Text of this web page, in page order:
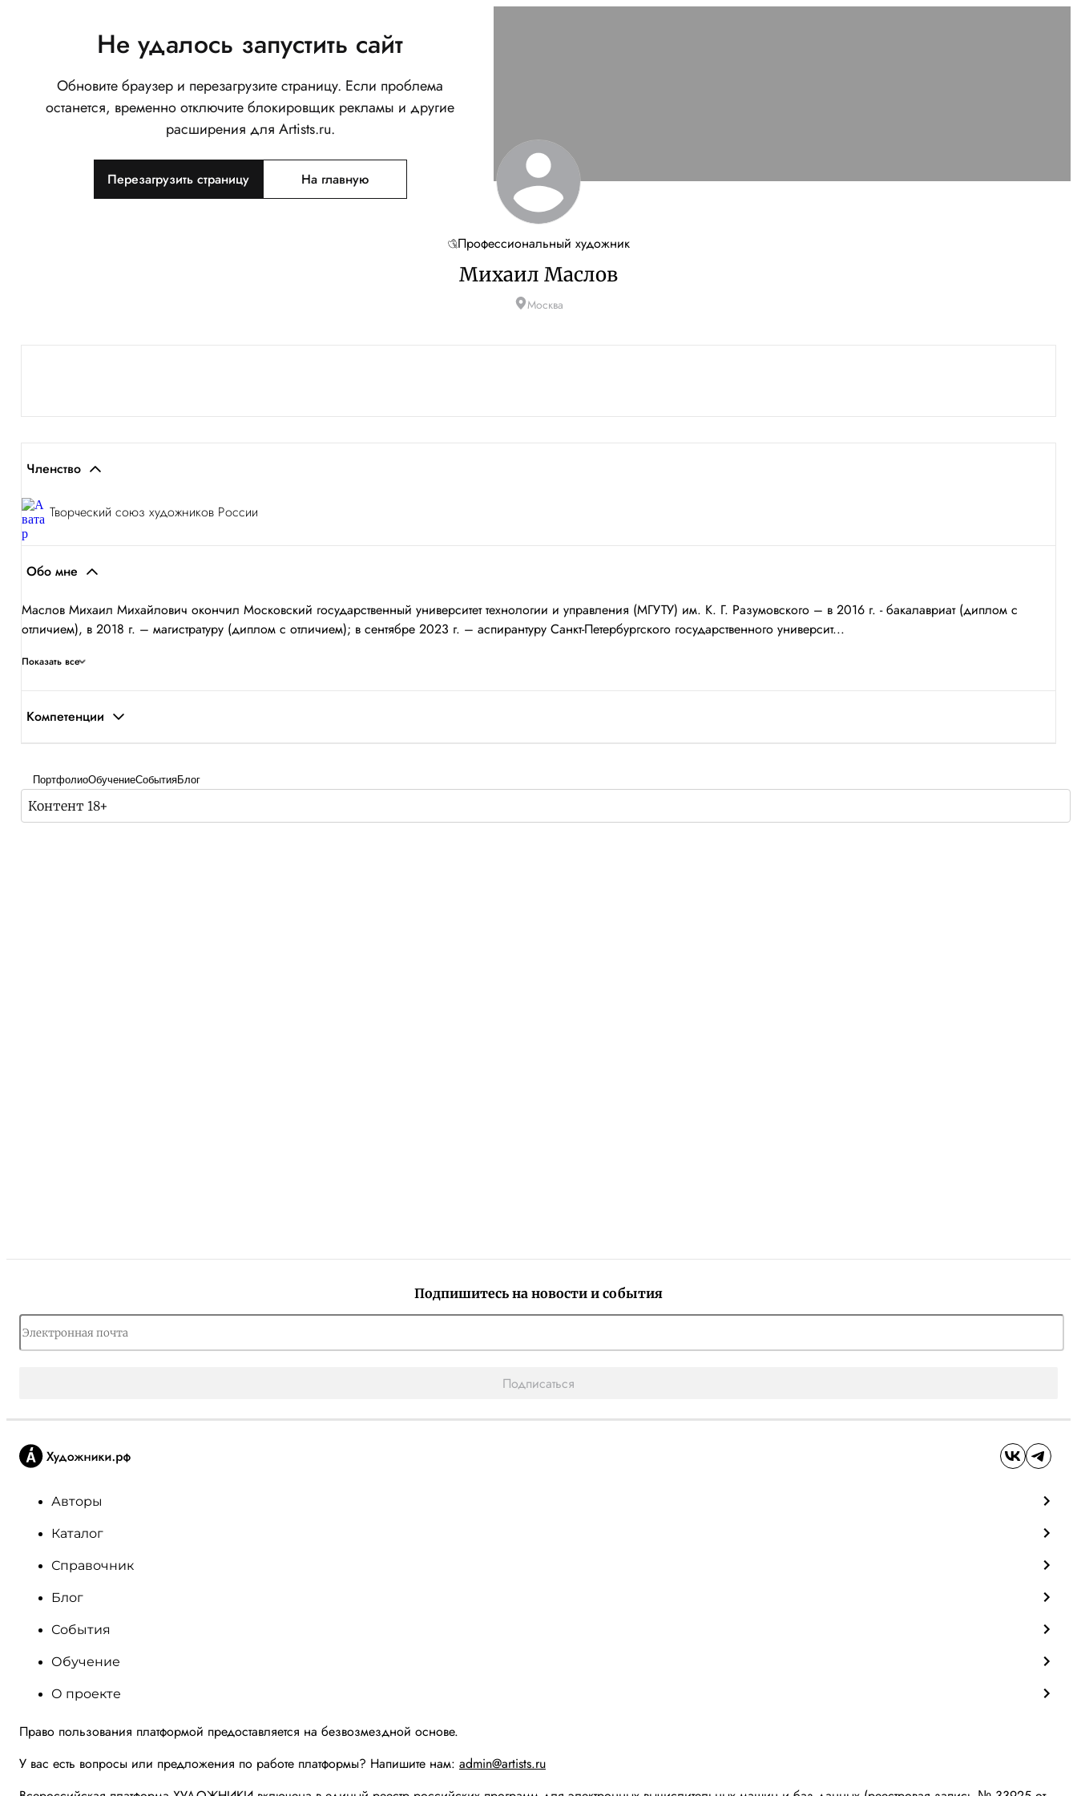
Не удалось запустить сайт
Обновите браузер и перезагрузите страницу. Если проблема
останется, временно отключите блокировщик рекламы и другие
расширения для Artists.ru.
Перезагрузить страницу На главную
Профессиональный художник
Михаил Маслов
Москва
Членство
Творческий союз художников России
Обо мне
Маслов Михаил Михайлович окончил Московский государственный университет технологии и управления (МГУТУ) им. К. Г. Разумовского – в 2016 г. - бакалавриат (диплом с
отличием), в 2018 г. – магистратуру (диплом с отличием); в сентябре 2023 г. – аспирантуру Санкт-Петербургского государственного университ...
Показать все
Компетенции
ПортфолиоОбучениеСобытияБлог
Контент 18+
Подпишитесь на новости и события
Подписаться
Авторы
Каталог
Справочник
Блог
События
Обучение
О проекте
Право пользования платформой предоставляется на безвозмездной основе.
У вас есть вопросы или предложения по работе платформы? Напишите нам: admin@artists.ru